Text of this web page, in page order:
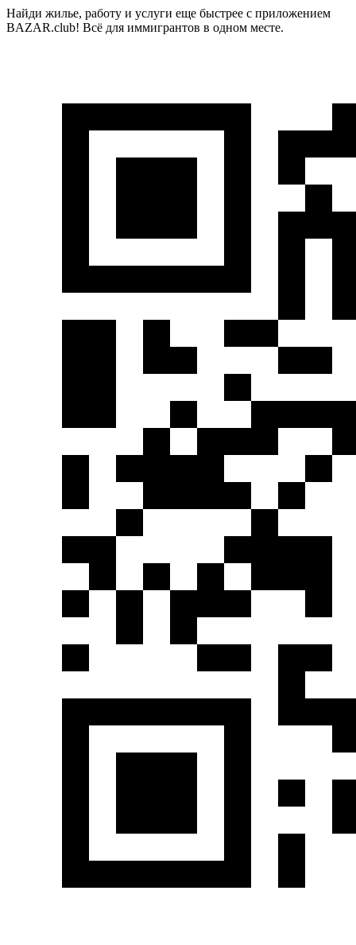
Найди жилье, работу и услуги еще быстрее с приложением
BAZAR.club! Всё для иммигрантов в одном месте.